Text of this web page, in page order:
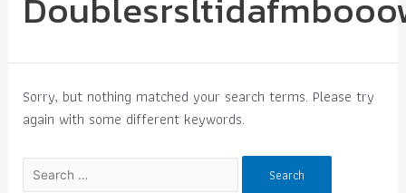
Sorry, but nothing matched your search terms. Please try
again with some different keywords.